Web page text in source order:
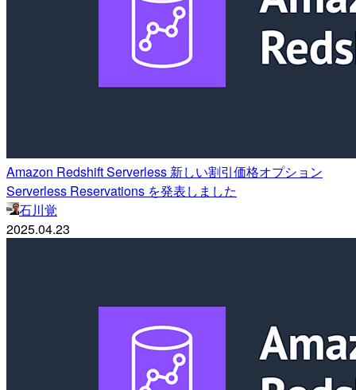
Amazon Redshift Serverless 新しい割引価格オプション
Serverless Reservations を発表しました
石川覚
2025.04.23